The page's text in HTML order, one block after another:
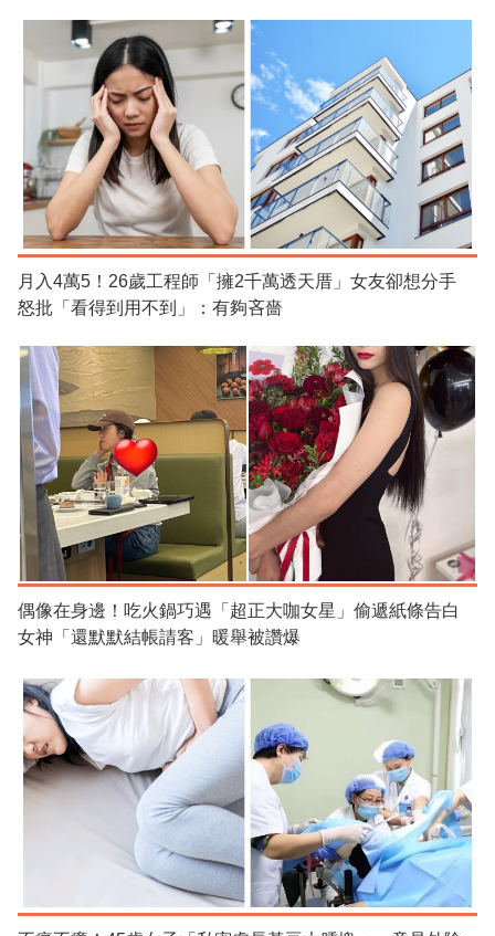
月入4萬5！26歲工程師「擁2千萬透天厝」女友卻想分手
怒批「看得到用不到」：有夠吝嗇
偶像在身邊！吃火鍋巧遇「超正大咖女星」偷遞紙條告白
女神「還默默結帳請客」暖舉被讚爆